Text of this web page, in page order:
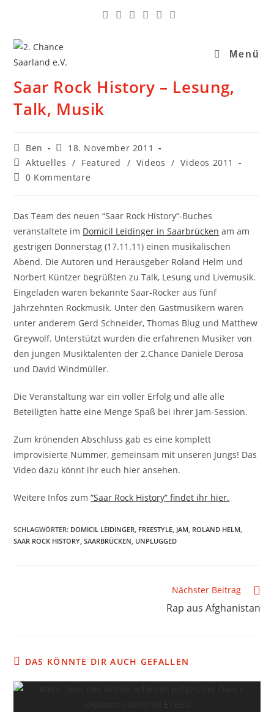
Menü
Saar Rock History – Lesung,
Talk, Musik
Ben
18. November 2011
Aktuelles / Featured / Videos / Videos 2011
0 Kommentare
Das Team des neuen “Saar Rock History”-Buches
veranstaltete im Domicil Leidinger in Saarbrücken am am
gestrigen Donnerstag (17.11.11) einen musikalischen
Abend. Die Autoren und Herausgeber Roland Helm und
Norbert Küntzer begrüßten zu Talk, Lesung und Livemusik.
Eingeladen waren bekannte Saar-Rocker aus fünf
Jahrzehnten Rockmusik. Unter den Gastmusikern waren
unter anderem Gerd Schneider, Thomas Blug und Matthew
Greywolf. Unterstützt wurden die erfahrenen Musiker von
den jungen Musiktalenten der 2.Chance Daniele Derosa
und David Windmüller.
Die Veranstaltung war ein voller Erfolg und alle alle
Beteiligten hatte eine Menge Spaß bei ihrer Jam-Session.
Zum krönenden Abschluss gab es eine komplett
improvisierte Nummer, gemeinsam mit unseren Jungs! Das
Video dazu könnt ihr euch hier ansehen.
Weitere Infos zum“Saar Rock History” findet ihr hier.
SCHLAGWÖRTER: DOMICIL LEIDINGER, FREESTYLE, JAM, ROLAND HELM,
SAAR ROCK HISTORY, SAARBRÜCKEN, UNPLUGGED
Nächster Beitrag
Rap aus Afghanistan
DAS KÖNNTE DIR AUCH GEFALLEN